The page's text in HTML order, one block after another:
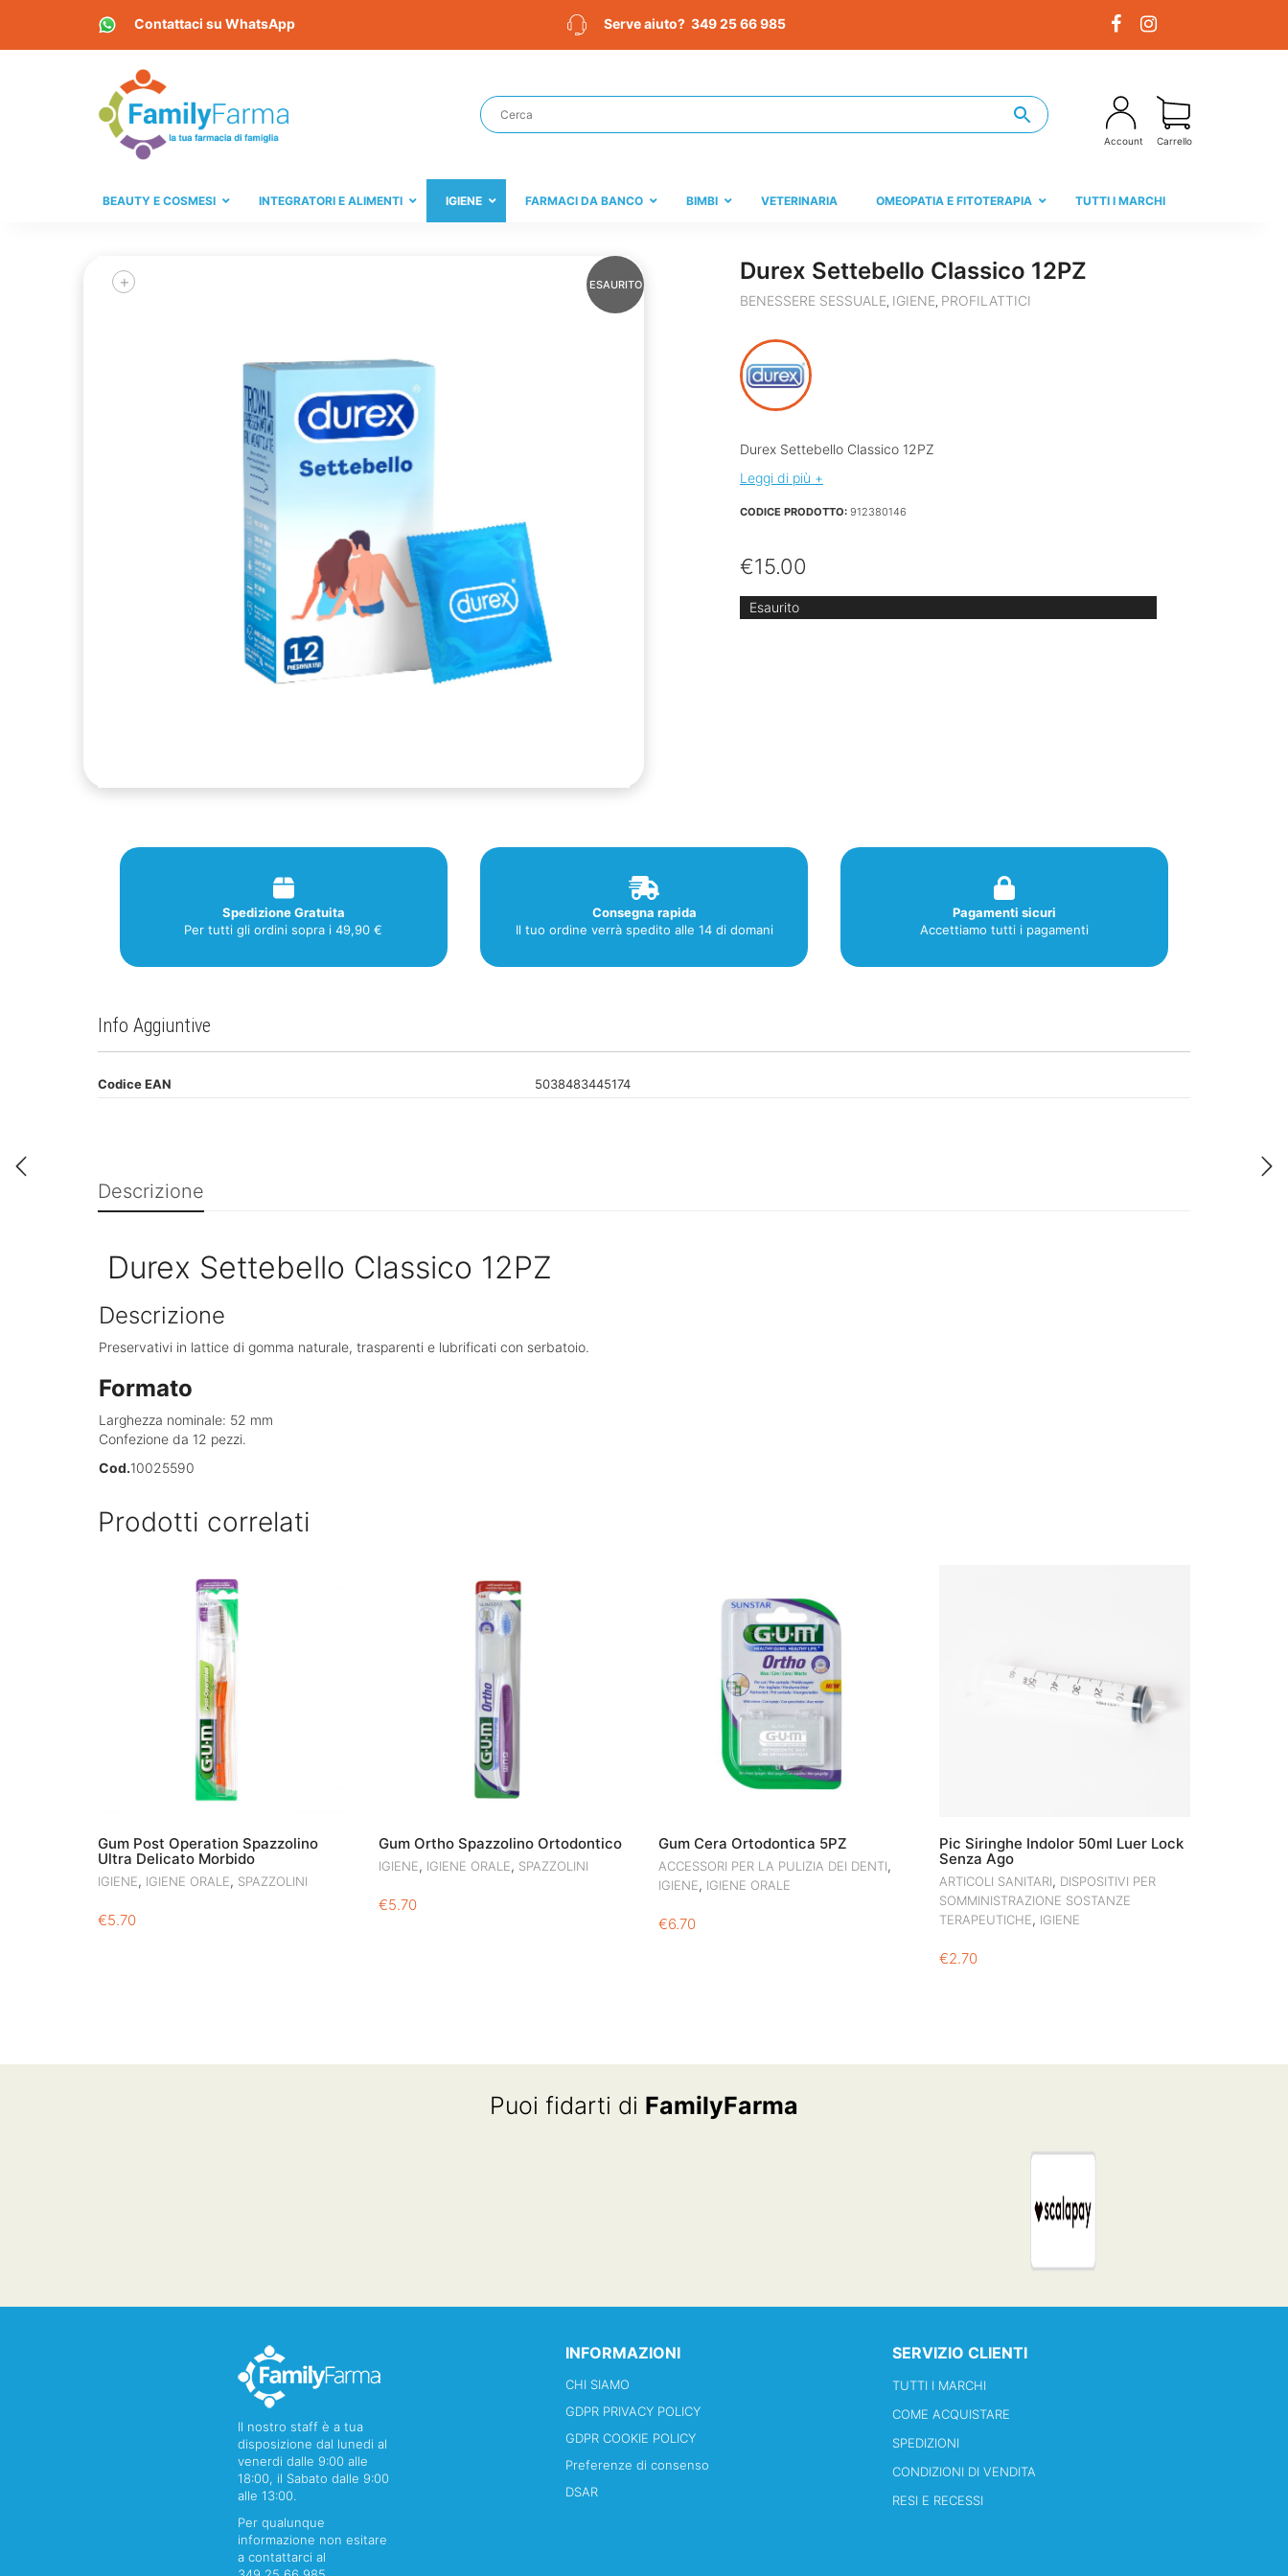
Contattaci su WhatsApp Serve aiuto? 349 25 66 985
Account Carrello
BEAUTY E COSMESI INTEGRATORI E ALIMENTI IGIENE FARMACI DA BANCO BIMBI VETERINARIA OMEOPATIA E FITOTERAPIA TUTTI I MARCHI
ESAURITO
+ Durex Settebello Classico 12PZ
BENESSERE SESSUALE, IGIENE, PROFILATTICI
Durex Settebello Classico 12PZ
Leggi di più +
CODICE PRODOTTO: 912380146
€15.00
Esaurito
Spedizione Gratuita
Per tutti gli ordini sopra i 49,90 €
Consegna rapida
Il tuo ordine verrà spedito alle 14 di domani
Pagamenti sicuri
Accettiamo tutti i pagamenti
Info Aggiuntive
Codice EAN 5038483445174
Descrizione
Durex Settebello Classico 12PZ
Descrizione
Preservativi in lattice di gomma naturale, trasparenti e lubrificati con serbatoio.
Formato
Larghezza nominale: 52 mm
Confezione da 12 pezzi.
Cod.10025590
Prodotti correlati
Gum Post Operation Spazzolino
Ultra Delicato Morbido
IGIENE, IGIENE ORALE, SPAZZOLINI
€5.70
Gum Ortho Spazzolino Ortodontico
IGIENE, IGIENE ORALE, SPAZZOLINI
€5.70
Gum Cera Ortodontica 5PZ
ACCESSORI PER LA PULIZIA DEI DENTI,
IGIENE, IGIENE ORALE
€6.70
Pic Siringhe Indolor 50ml Luer Lock
Senza Ago
ARTICOLI SANITARI, DISPOSITIVI PER
SOMMINISTRAZIONE SOSTANZE
TERAPEUTICHE, IGIENE
€2.70
Puoi fidarti di FamilyFarma
Il nostro staff è a tua
disposizione dal lunedi al
venerdi dalle 9:00 alle
18:00, il Sabato dalle 9:00
alle 13:00.
Per qualunque
informazione non esitare
a contattarci al
INFORMAZIONI
CHI SIAMO
GDPR PRIVACY POLICY
GDPR COOKIE POLICY
Preferenze di consenso
DSAR
SERVIZIO CLIENTI
TUTTI I MARCHI
COME ACQUISTARE
SPEDIZIONI
CONDIZIONI DI VENDITA
RESI E RECESSI